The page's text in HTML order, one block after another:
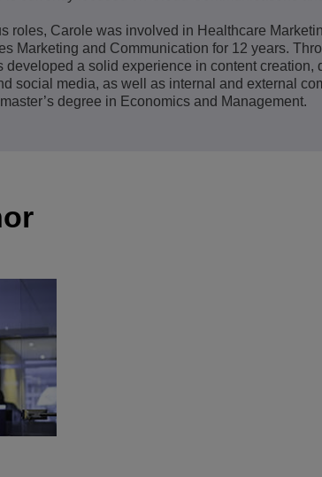
PYMES
Aplicaciones de Atención al Cliente
Todo como servicio (XaaS)
Puesto de trabajo híbrido
Lee más
ALEroles, Carole was involved in Healthcare
Marketing and Communication for 12 years.
developed a solid experience in content creation,
social media, as well as internal and external
degree in Economics and Management.